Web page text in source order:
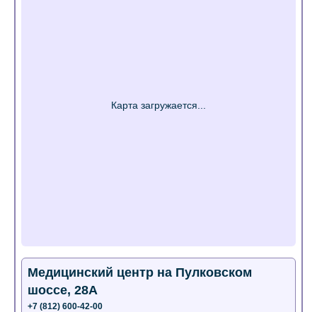
Медицинский центр на Пулковском
шоссе, 28А
+7 (812) 600-42-00